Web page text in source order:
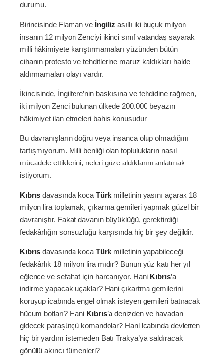
durumu.
Birincisinde Flaman ve İngiliz asıllı iki buçuk milyon
insanın 12 milyon Zenciyi ikinci sınıf vatandaş sayarak
milli hâkimiyete karıştırmamaları yüzünden bütün
cihanın protesto ve tehditlerine maruz kaldıkları halde
aldırmamaları olayı vardır.
İkincisinde, İngiltere’nin baskısına ve tehdidine rağmen,
iki milyon Zenci bulunan ülkede 200.000 beyazın
hâkimiyet ilan etmeleri bahis konusudur.
Bu davranışların doğru veya insanca olup olmadığını
tartışmıyorum. Milli benliği olan toplulukların nasıl
mücadele ettiklerini, neleri göze aldıklarını anlatmak
istiyorum.
Kıbrıs davasında koca Türk milletinin yasını açarak 18
milyon lira toplamak, çıkarma gemileri yapmak güzel bir
davranıştır. Fakat davanın büyüklüğü, gerektirdiği
fedakârlığın sonsuzluğu karşısında hiç bir şey değildir.
Kıbrıs davasında koca Türk milletinin yapabileceği
fedakârlık 18 milyon lira mıdır? Bunun yüz katı her yıl
eğlence ve sefahat için harcanıyor. Hani Kıbrıs’a
indirme yapacak uçaklar? Hani çıkartma gemilerini
koruyup icabında engel olmak isteyen gemileri batıracak
hücum botları? Hani Kıbrıs’a denizden ve havadan
gidecek paraşütçü komandolar? Hani icabında devletten
hiç bir yardım istemeden Batı Trakya’ya saldıracak
gönüllü akıncı tümenleri?